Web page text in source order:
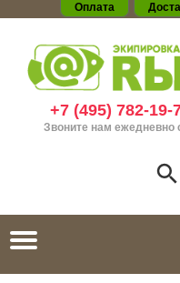
Оплата
+7 (495) 782-19-
Звоните нам ежедневно
Toggle
navigation